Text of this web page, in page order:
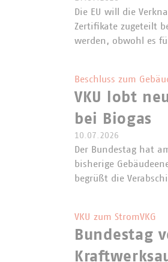
Die EU will die
Zertifikate zugeteilt
werden, obwohl es
Beschluss zum
VKU lobt
bei Biogas
10.07.2026
Der Bundestag hat
bisherige
begrüßt die
VKU zum StromVKG
Bundestag